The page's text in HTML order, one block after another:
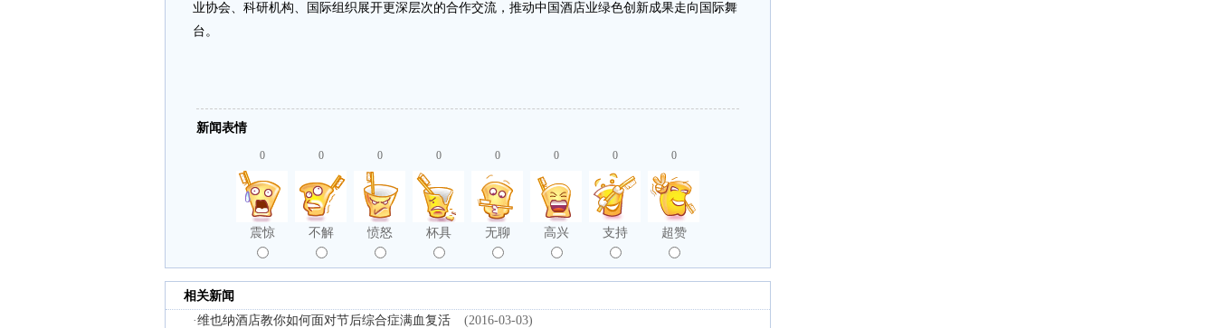
业协会、科研机构、国际组织展开更深层次的合作交流，推动中国酒店业绿色创新成果走向国际舞
台。
新闻表情
0
震惊
0
不解
0
愤怒
0
杯具
0
无聊
0
高兴
0
支持
0
超赞
相关新闻
·维也纳酒店教你如何面对节后综合症满血复活
(2016-03-03)